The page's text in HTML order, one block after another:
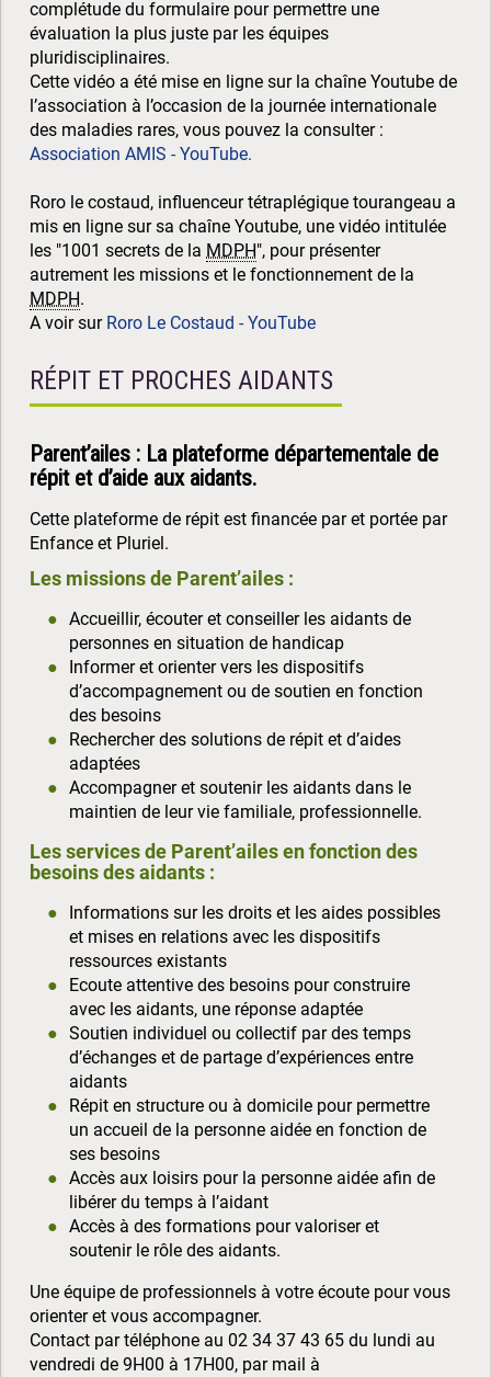
complétude du formulaire pour permettre une
évaluation la plus juste par les équipes
pluridisciplinaires.
Cette vidéo a été mise en ligne sur la chaîne Youtube de
l’association à l’occasion de la journée internationale
des maladies rares, vous pouvez la consulter :
Association AMIS - YouTube.
Roro le costaud, influenceur tétraplégique tourangeau a
mis en ligne sur sa chaîne Youtube, une vidéo intitulée
les "1001 secrets de la MDPH", pour présenter
autrement les missions et le fonctionnement de la
MDPH.
A voir sur Roro Le Costaud - YouTube
RÉPIT ET PROCHES AIDANTS
Parent’ailes : La plateforme départementale de
répit et d’aide aux aidants.
Cette plateforme de répit est financée par et portée par
Enfance et Pluriel.
Les missions de Parent’ailes :
Accueillir, écouter et conseiller les aidants de
personnes en situation de handicap
Informer et orienter vers les dispositifs
d’accompagnement ou de soutien en fonction
des besoins
Rechercher des solutions de répit et d’aides
adaptées
Accompagner et soutenir les aidants dans le
maintien de leur vie familiale, professionnelle.
Les services de Parent’ailes en fonction des
besoins des aidants :
Informations sur les droits et les aides possibles
et mises en relations avec les dispositifs
ressources existants
Ecoute attentive des besoins pour construire
avec les aidants, une réponse adaptée
Soutien individuel ou collectif par des temps
d’échanges et de partage d’expériences entre
aidants
Répit en structure ou à domicile pour permettre
un accueil de la personne aidée en fonction de
ses besoins
Accès aux loisirs pour la personne aidée afin de
libérer du temps à l’aidant
Accès à des formations pour valoriser et
soutenir le rôle des aidants.
Une équipe de professionnels à votre écoute pour vous
orienter et vous accompagner.
Contact par téléphone au 02 34 37 43 65 du lundi au
vendredi de 9H00 à 17H00, par mail à